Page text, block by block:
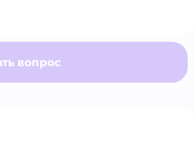
вопрос